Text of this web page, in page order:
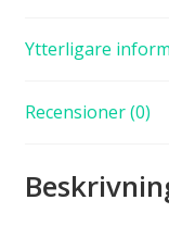
Ytterligare
Recensioner (0)